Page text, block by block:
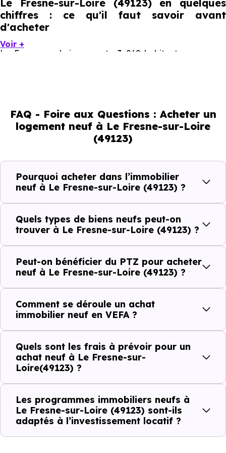
Le Fresne-sur-Loire (49123) en quelques
chiffres : ce qu'il faut savoir avant
d'acheter
Le Fresne-sur-Loire compte 3 069 habitants, avec une
38.03 % d'adultes (dont 70.3 % d'actifs), 28.61 % de
seniors, 13.55 % de jeunes et 19.81 % d'enfants. Un profil
démographique qui renseigne directement sur la
demande locative locale et les typologies de biens les
plus recherchées.
Côté cadre de vie, Le Fresne-sur-Loire (49123) dispose
de 7 commerces, 0 professions médicales et 4
établissements scolaires. Des équipements du quotidien
qui constituent autant d'arguments concrets pour habiter
ou investir dans la commune.
Combien coûte un logement à Le Fresne-
sur-Loire (49123) ?
C'est souvent la première question. Voici les repères de
prix à connaître pour un achat immobilier à Le Fresne-
sur-Loire (49123) :
Prix
minimum
Prix
moyen
Prix
maximum
Voir +
FAQ - Foire aux Questions : Acheter un
logement neuf à Le Fresne-sur-Loire
(49123)
Pourquoi acheter dans l’immobilier
neuf à Le Fresne-sur-Loire (49123) ?
Quels types de biens neufs peut-on
trouver à Le Fresne-sur-Loire (49123) ?
Peut-on bénéficier du PTZ pour acheter
neuf à Le Fresne-sur-Loire (49123) ?
Comment se déroule un achat
immobilier neuf en VEFA ?
Quels sont les frais à prévoir pour un
achat neuf à Le Fresne-sur-
Loire(49123) ?
Les programmes immobiliers neufs à
Le Fresne-sur-Loire (49123) sont-ils
adaptés à l’investissement locatif ?